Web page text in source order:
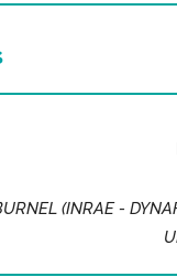
(INRAE -